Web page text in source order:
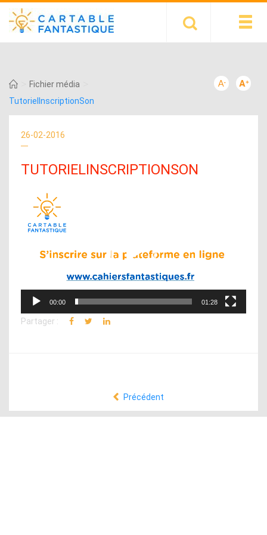
Fichier média
TutorielInscriptionSon
26-02-2016
TUTORIELINSCRIPTIONSON
Lecteur
vidéo
00:00 01:28
Partager :
Précédent